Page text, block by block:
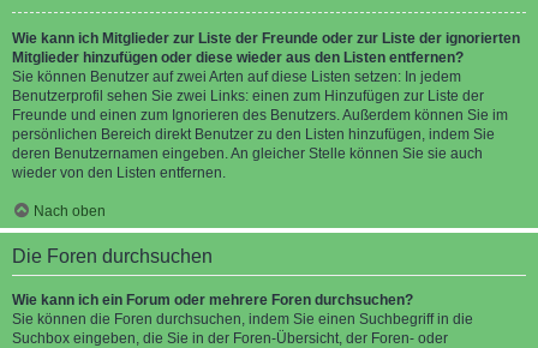
Wie kann ich Mitglieder zur Liste der Freunde oder zur Liste der ignorierten
Mitglieder hinzufügen oder diese wieder aus den Listen entfernen?
Sie können Benutzer auf zwei Arten auf diese Listen setzen: In jedem
Benutzerprofil sehen Sie zwei Links: einen zum Hinzufügen zur Liste der
Freunde und einen zum Ignorieren des Benutzers. Außerdem können Sie im
persönlichen Bereich direkt Benutzer zu den Listen hinzufügen, indem Sie
deren Benutzernamen eingeben. An gleicher Stelle können Sie sie auch
wieder von den Listen entfernen.
Nach oben
Die Foren durchsuchen
Wie kann ich ein Forum oder mehrere Foren durchsuchen?
Sie können die Foren durchsuchen, indem Sie einen Suchbegriff in die
Suchbox eingeben, die Sie in der Foren-Übersicht, der Foren- oder